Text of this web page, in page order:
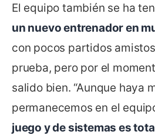
El equipo también se ha
un nuevo entrenador en
con pocos partidos
prueba, pero por el
salido bien. “Aunque haya
permanecemos en el
juego y de sistemas es